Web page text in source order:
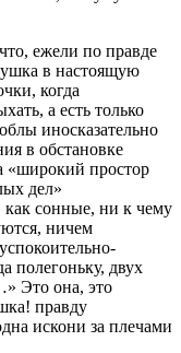
ежели по правде
в настоящую
когда
а есть только
иносказательно
в обстановке
«широкий простор
дел»
сонные, ни к чему
ничем
полегоньку, двух
Это она, это
правду
искони за плечами